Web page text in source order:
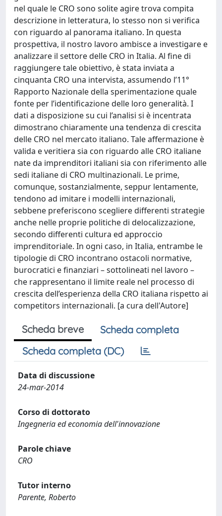
nel quale le CRO sono solite agire trova compita
descrizione in letteratura, lo stesso non si verifica
con riguardo al panorama italiano. In questa
prospettiva, il nostro lavoro ambisce a investigare e
analizzare il settore delle CRO in Italia. Al fine di
raggiungere tale obiettivo, è stata inviata a
cinquanta CRO una intervista, assumendo l’11°
Rapporto Nazionale della sperimentazione quale
fonte per l’identificazione delle loro generalità. I
dati a disposizione su cui l’analisi si è incentrata
dimostrano chiaramente una tendenza di crescita
delle CRO nel mercato italiano. Tale affermazione è
valida e veritiera sia con riguardo alle CRO italiane
nate da imprenditori italiani sia con riferimento alle
sedi italiane di CRO multinazionali. Le prime,
comunque, sostanzialmente, seppur lentamente,
tendono ad imitare i modelli internazionali,
sebbene preferiscono scegliere differenti strategie
anche nelle proprie politiche di delocalizzazione,
secondo differenti cultura ed approccio
imprenditoriale. In ogni caso, in Italia, entrambe le
tipologie di CRO incontrano ostacoli normative,
burocratici e finanziari – sottolineati nel lavoro –
che rappresentano il limite reale nel processo di
crescita dell’esperienza della CRO italiana rispetto ai
competitors internazionali. [a cura dell'Autore]
Scheda breve
Scheda completa
Scheda completa (DC)
Data di discussione
24-mar-2014
Corso di dottorato
Ingegneria ed economia dell'innovazione
Parole chiave
CRO
Tutor interno
Parente, Roberto